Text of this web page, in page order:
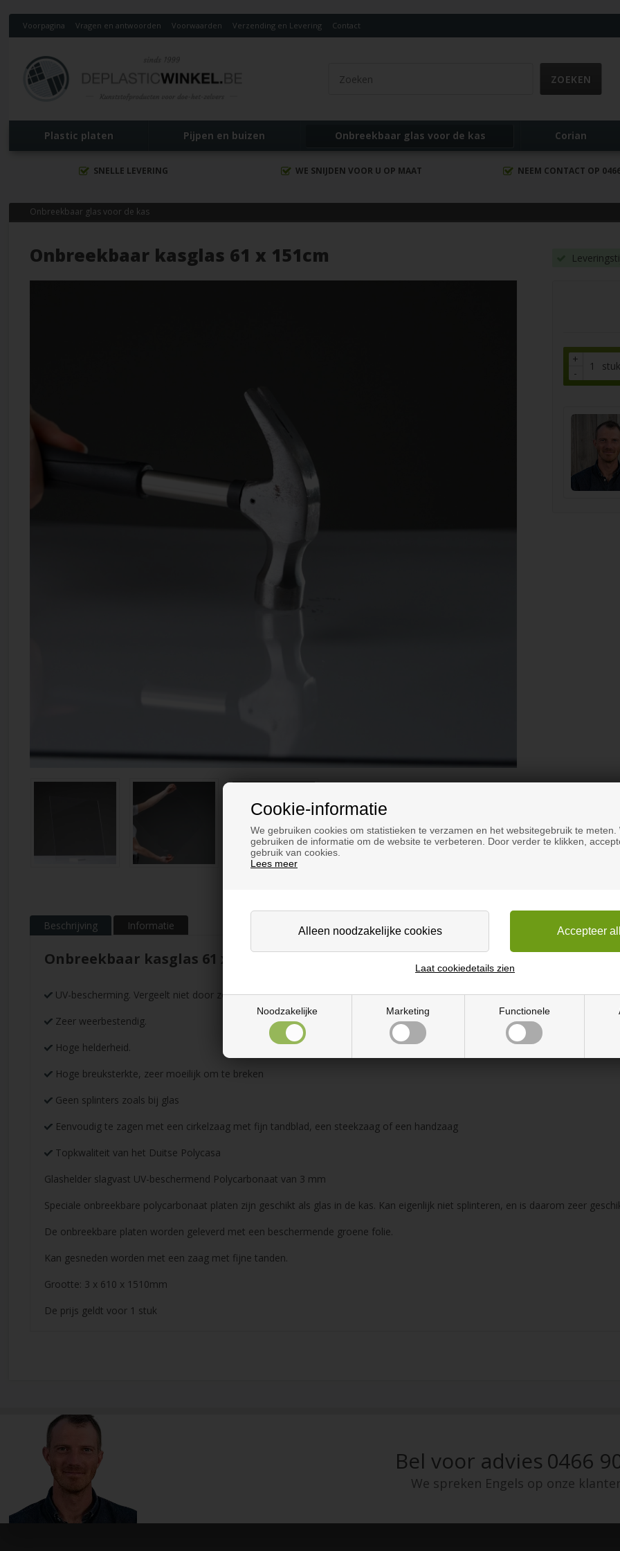
Cookie-informatie
We gebruiken cookies om statistieken te verzamen en het websitegebruik te meten.
gebruiken de informatie om de website te verbeteren. Door verder te klikken,
gebruik van cookies.
Lees meer
Noodzakelijke Marketing Functionele
Laat cookiedetails zien
Voorpagina Vragen en antwoorden Voorwaarden Verzending en Levering Contact
Plastic platen Pijpen en buizen Onbreekbaar glas voor de kas Corian
SNELLE LEVERING WE SNIJDEN VOOR U OP MAAT NEEM CONTACT OP
Onbreekbaar glas voor de kas
Onbreekbaar kasglas 61 x 151cm
stuk
+
-
Beschrijving Informatie
Onbreekbaar kasglas 61 x 151cm
UV-bescherming. Vergeelt niet door zonnestralen
Zeer weerbestendig.
Hoge helderheid.
Hoge breuksterkte, zeer moeilijk om te breken
Geen splinters zoals bij glas
Eenvoudig te zagen met een cirkelzaag met fijn tandblad, een steekzaag of een handzaag
Topkwaliteit van het Duitse Polycasa
Glashelder slagvast UV-beschermend Polycarbonaat van 3 mm
Speciale onbreekbare polycarbonaat platen zijn geschikt als glas in de kas. Kan eigenlijk niet splinteren, en is daarom zeer
De onbreekbare platen worden geleverd met een beschermende groene folie.
Kan gesneden worden met een zaag met fijne tanden.
Grootte: 3 x 610 x 1510mm
De prijs geldt voor 1 stuk
Bel voor advies 0466
We spreken Engels op onze